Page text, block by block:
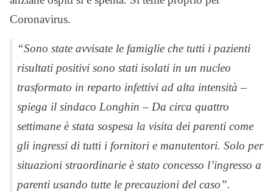
Coronavirus.
“Sono state avvisate le famiglie che tutti i pazienti
risultati positivi sono stati isolati in un nucleo
trasformato in reparto infettivi ad alta intensità –
spiega il sindaco Longhin – Da circa quattro
settimane è stata sospesa la visita dei parenti come
gli ingressi di tutti i fornitori e manutentori. Solo per
situazioni straordinarie è stato concesso l’ingresso a
parenti usando tutte le precauzioni del caso”.